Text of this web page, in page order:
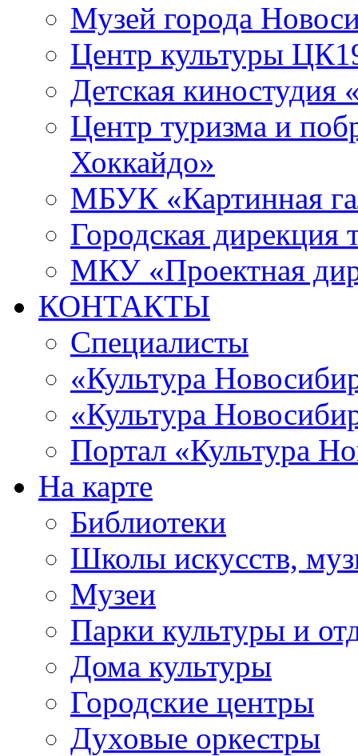
Музей города
Центр культуры
Детская киностудия
Центр туризма и
Хоккайдо»
МБУК «Картинная
Городская дирекция
МКУ «Проектная
КОНТАКТЫ
Специалисты
«Культура
«Культура
Портал «Культура
На карте
Библиотеки
Школы искусств,
Музеи
Парки культуры и
Дома культуры
Городские центры
Духовые оркестры